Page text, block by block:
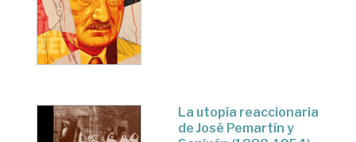
La utopía reaccionaria
de José Pemartín y